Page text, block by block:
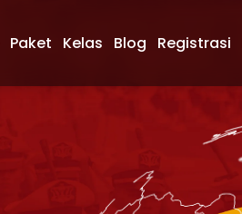
Paket Kelas Blog Registrasi